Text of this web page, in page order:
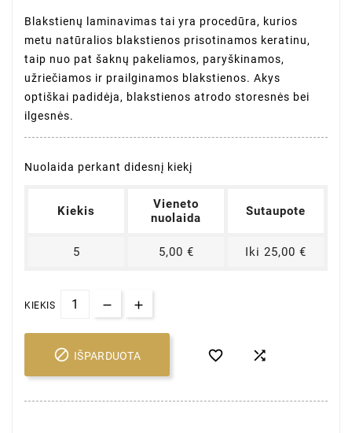
Blakstienų laminavimas tai yra procedūra, kurios
metu natūralios blakstienos prisotinamos keratinu,
taip nuo pat šaknų pakeliamos, paryškinamos,
užriečiamos ir prailginamos blakstienos. Akys
optiškai padidėja, blakstienos atrodo storesnės bei
ilgesnės.
Nuolaida perkant didesnį kiekį
Kiekis
Vieneto
nuolaida
Sutaupote
5 5,00 € Iki 25,00 €
KIEKIS
 IŠPARDUOTA  